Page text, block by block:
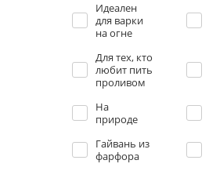
Идеален
для варки
на огне
Для тех, кто
любит пить
проливом
На
природе
Гайвань из
фарфора